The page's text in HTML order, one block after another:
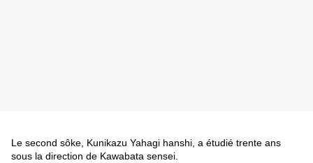
Le second sôke, Kunikazu Yahagi hanshi, a étudié trente ans
sous la direction de Kawabata sensei.